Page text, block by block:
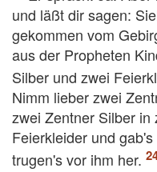
und läßt dir sagen:
gekommen vom
aus der Propheten
Silber und zwei
Nimm lieber zwei
zwei Zentner Silber
Feierkleider und
trugen's vor ihm her.